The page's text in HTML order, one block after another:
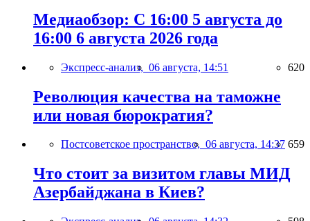
Медиаобзор: С 16:00 5 августа до
16:00 6 августа 2026 года
Экспресс-анализ, 06 августа, 14:51 620
Революция качества на таможне
или новая бюрократия?
Постсоветское пространство, 06 августа, 14:37 659
Что стоит за визитом главы МИД
Азербайджана в Киев?